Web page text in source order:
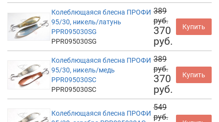
Колеблющаяся блесна ПРОФИ
95/30, никель/латунь
PPR095030SG
PPR095030SG
389
руб.
370
руб.
Купить
Колеблющаяся блесна ПРОФИ
95/30, никель/медь
PPR095030SC
PPR095030SC
389
руб.
370
руб.
Купить
Колеблющаяся блесна ПРОФИ
549
руб.